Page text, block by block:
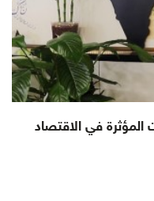
في الاقتصاد